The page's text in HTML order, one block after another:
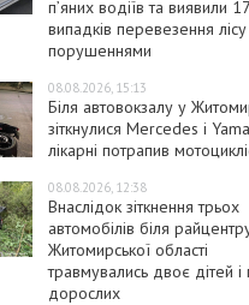
пʼяних водіїв та виявили 17
випадків перевезення лісу
порушеннями
08.08.2026, 15:13
Біля автовокзалу у
зіткнулися Mercedes і
лікарні потрапив
08.08.2026, 12:38
Внаслідок зіткнення трьох
автомобілів біля
Житомирської області
травмувались двоє дітей і
дорослих